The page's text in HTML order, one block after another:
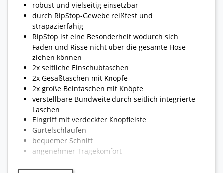
robust und vielseitig einsetzbar
durch RipStop-Gewebe reißfest und
strapazierfähig
RipStop ist eine Besonderheit wodurch sich
Fäden und Risse nicht über die gesamte Hose
ziehen können
2x seitliche Einschubtaschen
2x Gesäßtaschen mit Knöpfe
2x große Beintaschen mit Knöpfe
verstellbare Bundweite durch seitlich integrierte
Laschen
Eingriff mit verdeckter Knopfleiste
Gürtelschlaufen
bequemer Schnitt
angenehmer Tragekomfort